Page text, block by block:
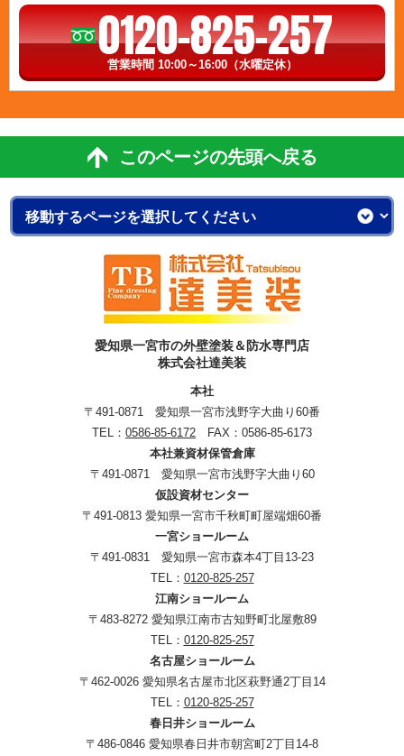
0120-825-257
営業時間 10:00～16:00（水曜定休）
このページの先頭へ戻る
愛知県一宮市の外壁塗装＆防水専門店
株式会社達美装
本社
〒491-0871 愛知県一宮市浅野字大曲り60番
TEL： 0586-85-6172 FAX：0586-85-6173
本社兼資材保管倉庫
〒491-0871 愛知県一宮市浅野字大曲り60
仮設資材センター
〒491-0813 愛知県一宮市千秋町町屋端畑60番
一宮ショールーム
〒491-0831 愛知県一宮市森本4丁目13-23
TEL： 0120-825-257
江南ショールーム
〒483-8272 愛知県江南市古知野町北屋敷89
TEL： 0120-825-257
名古屋ショールーム
〒462-0026 愛知県名古屋市北区萩野通2丁目14
TEL： 0120-825-257
春日井ショールーム
〒486-0846 愛知県春日井市朝宮町2丁目14-8